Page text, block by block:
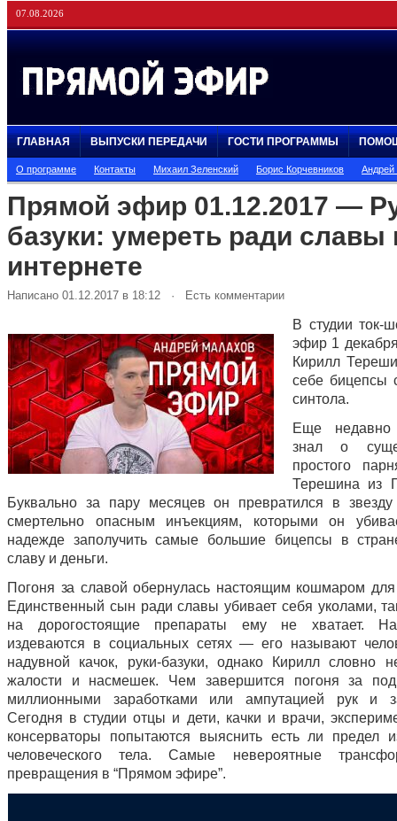
07.08.2026
ГЛАВНАЯ ВЫПУСКИ ПЕРЕДАЧИ ГОСТИ ПРОГРАММЫ
О программе Контакты Михаил Зеленский Борис Корчевников
Прямой эфир 01.12.2017 —
базуки: умереть ради славы
интернете
Написано 01.12.2017 в 18:12 · Есть комментарии
В студии ток-
эфир 1
Кирилл
себе бицепсы
синтола.
Еще
знал о
простого
Терешина из
Буквально за пару месяцев он превратился в звезду
смертельно опасным инъекциям, которыми он
надежде заполучить самые большие бицепсы в
славу и деньги.
Погоня за славой обернулась настоящим кошмаром
Единственный сын ради славы убивает себя уколами,
на дорогостоящие препараты ему не хватает.
издеваются в социальных сетях — его называют
надувной качок, руки-базуки, однако Кирилл словно
жалости и насмешек. Чем завершится погоня за
миллионными заработками или ампутацией рук и
Сегодня в студии отцы и дети, качки и врачи,
консерваторы попытаются выяснить есть ли предел
человеческого тела. Самые невероятные
превращения в “Прямом эфире”.